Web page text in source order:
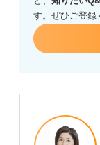
す。ぜひご登録